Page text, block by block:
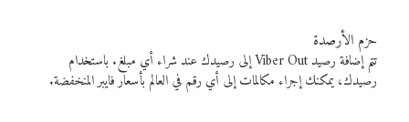
حزم الأرصدة
تتم إضافة رصيد Viber Out إلى رصيدك عند شراء أي مبلغ. باستخدام
رصيدك، يمكنك إجراء مكالمات إلى أي رقم في العالم بأسعار فايبر المنخفضة.